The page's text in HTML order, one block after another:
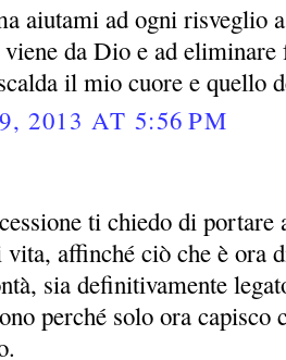
aiutami ad ogni risveglio
da Dio e ad eliminare
il mio cuore e quello
2013 AT 5:56 PM
ti chiedo di portare
vita, affinché ciò che è ora
sia definitivamente
perché solo ora